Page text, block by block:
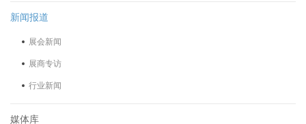
新闻报道
展会新闻
展商专访
行业新闻
媒体库